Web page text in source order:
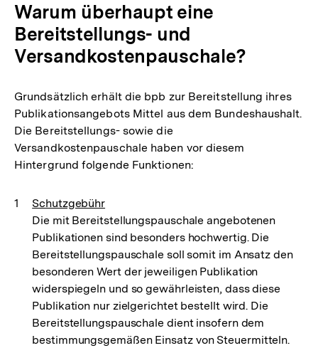
Warum überhaupt eine
Bereitstellungs- und
Versandkostenpauschale?
Grundsätzlich erhält die bpb zur Bereitstellung ihres
Publikationsangebots Mittel aus dem Bundeshaushalt.
Die Bereitstellungs- sowie die
Versandkostenpauschale haben vor diesem
Hintergrund folgende Funktionen:
Schutzgebühr
Die mit Bereitstellungspauschale angebotenen
Publikationen sind besonders hochwertig. Die
Bereitstellungspauschale soll somit im Ansatz den
besonderen Wert der jeweiligen Publikation
widerspiegeln und so gewährleisten, dass diese
Publikation nur zielgerichtet bestellt wird. Die
Bereitstellungspauschale dient insofern dem
bestimmungsgemäßen Einsatz von Steuermitteln.Zum